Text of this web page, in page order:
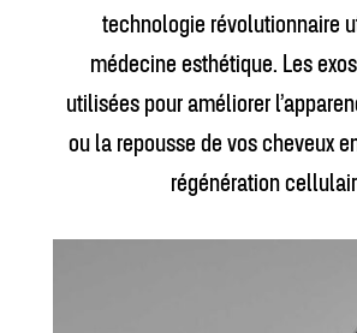
technologie révolutionnaire
médecine esthétique. Les
utilisées pour améliorer
ou la repousse de vos cheveux
régénération